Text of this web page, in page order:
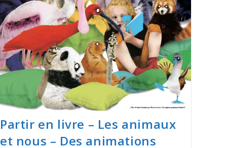
Partir en livre – Les animaux
et nous – Des animations